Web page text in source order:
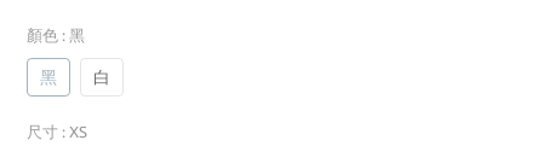
顏色 : 黑
黑 白
尺寸 : XS